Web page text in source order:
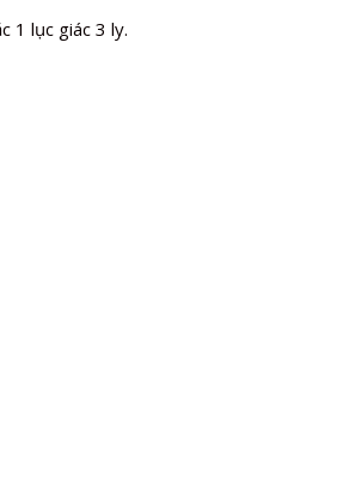
1 lục giác 3 ly.